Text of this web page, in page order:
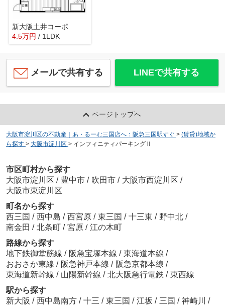
新大阪土井コーポ
4.5万円 / 1LDK
メールで共有する LINEで共有する
ページトップへ
大阪市淀川区の不動産｜あ・るーむ三国店へ：阪急三国駅すぐ > (賃貸)地域か
ら探す > 大阪市淀川区 > インフィニティパーキングⅡ
市区町村から探す
大阪市淀川区 / 豊中市 / 吹田市 / 大阪市西淀川区 /
大阪市東淀川区
町名から探す
西三国 / 西中島 / 西宮原 / 東三国 / 十三東 / 野中北 /
南金田 / 北条町 / 宮原 / 江の木町
路線から探す
地下鉄御堂筋線 / 阪急宝塚本線 / 東海道本線 /
おおさか東線 / 阪急神戸本線 / 阪急京都本線 /
東海道新幹線 / 山陽新幹線 / 北大阪急行電鉄 / 東西線
駅から探す
新大阪 / 西中島南方 / 十三 / 東三国 / 江坂 / 三国 / 神崎川 /